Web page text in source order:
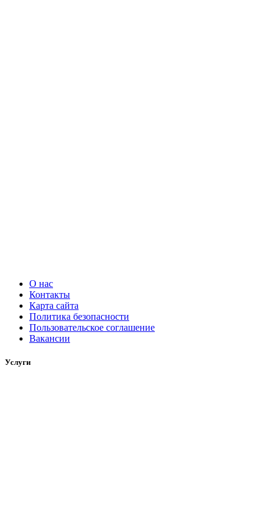
О нас
Контакты
Карта сайта
Политика безопасности
Пользовательское соглашение
Вакансии
Услуги